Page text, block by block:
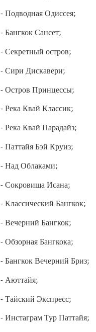
- Подводная Одиссея;
- Бангкок Сансет;
- Секретный остров;
- Сири Дискавери;
- Остров Принцессы;
- Река Квай Классик;
- Река Квай Парадайз;
- Паттайя Бэй Круиз;
- Над Облаками;
- Сокровища Исана;
- Классический Бангкок;
- Вечерний Бангкок;
- Обзорная Бангкока;
- Бангкок Вечерний Бриз;
- Аюттайя;
- Тайский Экспресс;
- Инстаграм Тур Паттайя;